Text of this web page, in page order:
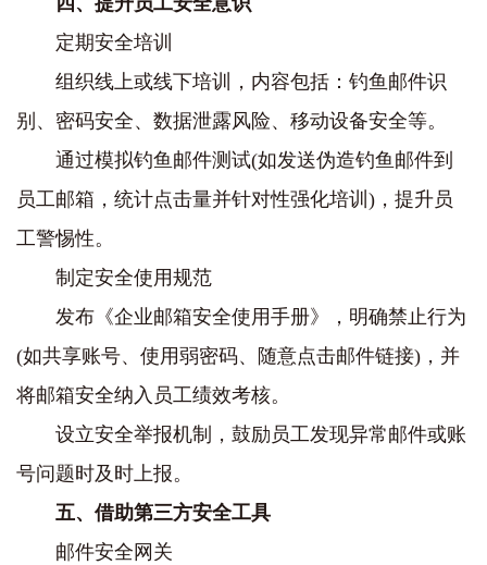
定期安全培训
组织线上或线下培训，内容包括：钓鱼邮件识
别、密码安全、数据泄露风险、移动设备安全等。
通过模拟钓鱼邮件测试(如发送伪造钓鱼邮件到
员工邮箱，统计点击量并针对性强化培训)，提升员
工警惕性。
制定安全使用规范
发布《企业邮箱安全使用手册》，明确禁止行为
(如共享账号、使用弱密码、随意点击邮件链接)，并
将邮箱安全纳入员工绩效考核。
设立安全举报机制，鼓励员工发现异常邮件或账
号问题时及时上报。
五、借助第三方安全工具
邮件安全网关